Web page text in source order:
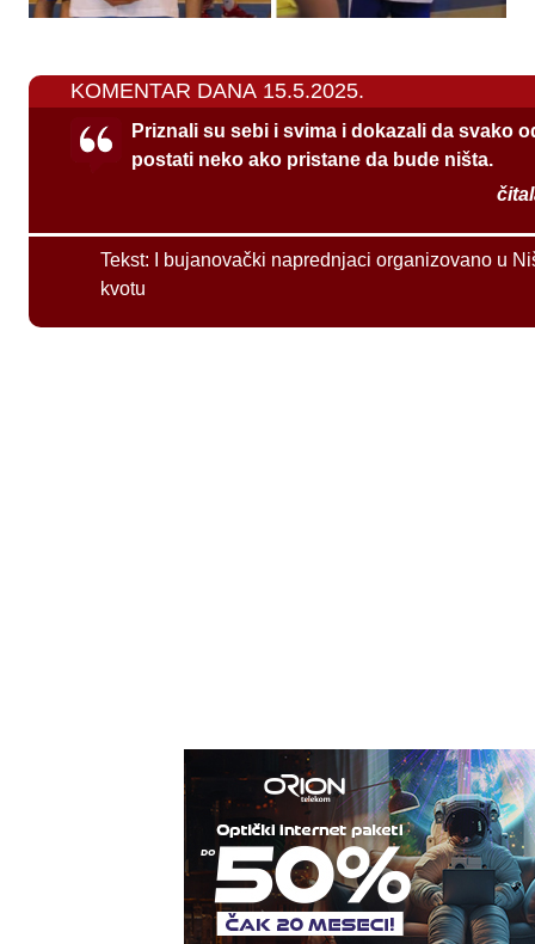
KOMENTAR DANA 15.5.2025.
Priznali su sebi i svima i dokazali da svako
postati neko ako pristane da bude ništa.
Tekst:
I bujanovački naprednjaci organizovano u
kvotu